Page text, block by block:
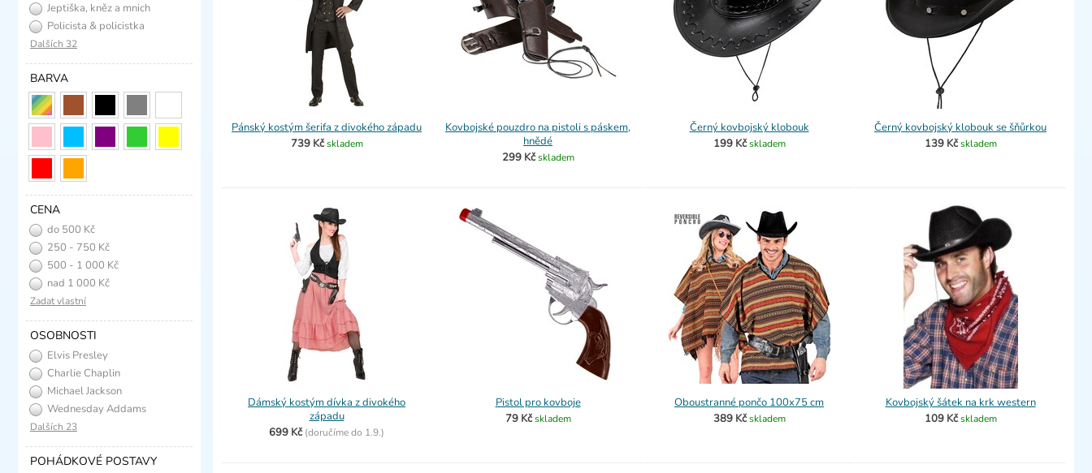
Pánský kostým šerifa z divokého západu
739 Kč skladem
Kovbojské pouzdro na pistoli s páskem,
hnědé
299 Kč skladem
Černý kovbojský klobouk
199 Kč skladem
Černý kovbojský klobouk se šňůrkou
139 Kč skladem
Dámský kostým dívka z divokého
západu
699 Kč (doručíme do 1.9.)
Pistol pro kovboje
79 Kč skladem
Oboustranné pončo 100x75 cm
389 Kč skladem
Kovbojský šátek na krk western
109 Kč skladem
Jeptiška, kněz a mnich
Policista & policistka
Dalších 32
BARVA
CENA
do 500 Kč
250 - 750 Kč
500 - 1 000 Kč
nad 1 000 Kč
Zadat vlastní
OSOBNOSTI
Elvis Presley
Charlie Chaplin
Michael Jackson
Wednesday Addams
Dalších 23
POHÁDKOVÉ POSTAVY